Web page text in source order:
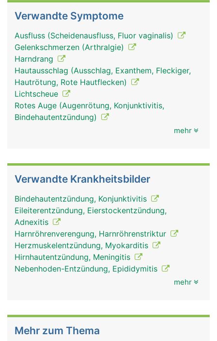
Verwandte Symptome
Ausfluss (Scheidenausfluss, Fluor vaginalis)
Gelenkschmerzen (Arthralgie)
Harndrang
Hautausschlag (Ausschlag, Exanthem, Fleckiger,
Hautrötung, Rote Hautflecken)
Lichtscheue
Rotes Auge (Augenrötung, Konjunktivitis,
Bindehautentzündung)
mehr
Verwandte Krankheitsbilder
Bindehautentzündung, Konjunktivitis
Eileiterentzündung, Eierstockentzündung,
Adnexitis
Harnröhrenverengung, Harnröhrenstriktur
Herzmuskelentzündung, Myokarditis
Hirnhautentzündung, Meningitis
Nebenhoden-Entzündung, Epididymitis
mehr
Mehr zum Thema